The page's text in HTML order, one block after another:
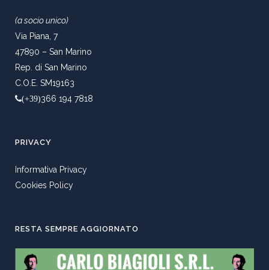
(a socio unico)
Via Piana, 7
47890 – San Marino
Rep. di San Marino
C.O.E. SM19163
(+39)366 194 7818
PRIVACY
Informativa Privacy
Cookies Policy
RESTA SEMPRE AGGIORNATO